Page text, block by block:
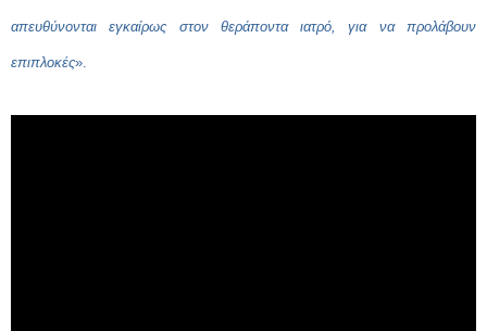
απευθύνονται εγκαίρως στον θεράποντα ιατρό, για να προλάβουν
επιπλοκές».